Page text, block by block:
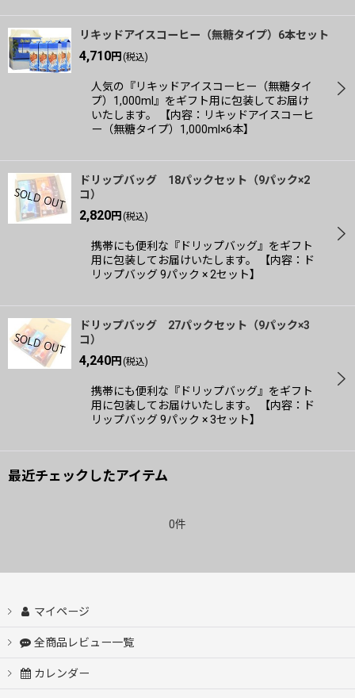
リキッドアイスコーヒー（無糖タイプ）6本セット
4,710円 (税込)
人気の『リキッドアイスコーヒー（無糖タイ
プ）1,000ml』をギフト用に包装してお届け
いたします。 【内容：リキッドアイスコーヒ
ー（無糖タイプ）1,000ml×6本】
ドリップバッグ 18パックセット（9パック×2
コ）
2,820円 (税込)
携帯にも便利な『ドリップバッグ』をギフト
用に包装してお届けいたします。 【内容：ド
リップバッグ 9パック × 2セット】
ドリップバッグ 27パックセット（9パック×3
コ）
4,240円 (税込)
携帯にも便利な『ドリップバッグ』をギフト
用に包装してお届けいたします。 【内容：ド
リップバッグ 9パック × 3セット】
最近チェックしたアイテム
0件
マイページ
全商品レビュー一覧
カレンダー